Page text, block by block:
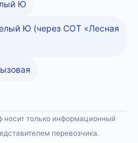
Ю
Ю (через СОТ «Лесная
носит только информационный
перевозчика.